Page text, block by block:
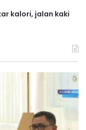
kalori, jalan kaki